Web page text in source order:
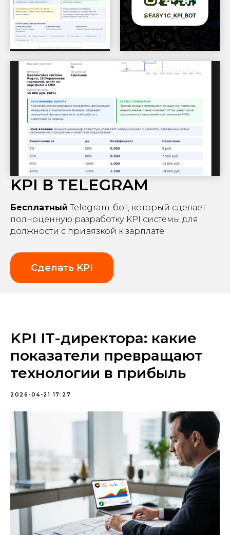
KPI В TELEGRAM
Бесплатный Telegram-бот, который сделает
полноценную разработку KPI системы для
должности с привязкой к зарплате
Сделать KPI
KPI IT-директора: какие
показатели превращают
технологии в прибыль
2026-04-21 17:27